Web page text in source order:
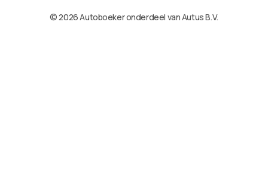
© 2026 Autoboeker onderdeel van Autus B.V.